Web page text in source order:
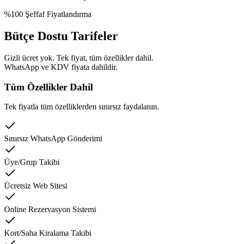
%100 Şeffaf Fiyatlandırma
Bütçe Dostu Tarifeler
Gizli ücret yok. Tek fiyat, tüm özellikler dahil.
WhatsApp ve KDV fiyata dahildir.
Tüm Özellikler Dahil
Tek fiyatla tüm özelliklerden sınırsız faydalanın.
Sınırsız WhatsApp Gönderimi
Üye/Grup Takibi
Ücretsiz Web Sitesi
Online Rezervasyon Sistemi
Kort/Saha Kiralama Takibi